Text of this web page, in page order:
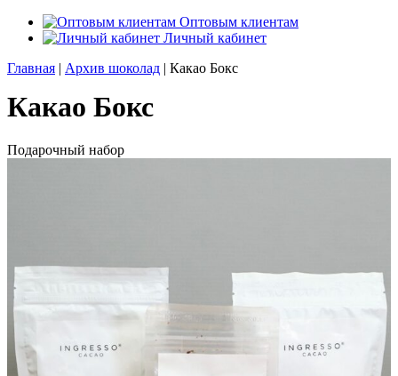
Оптовым клиентам
Личный кабинет
Главная | Архив шоколад | Какао Бокс
Какао Бокс
Подарочный набор